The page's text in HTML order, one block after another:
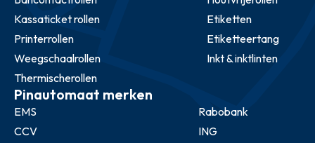
Kassaticket rollen
Printerrollen
Weegschaalrollen
Thermischerollen
Etiketten
Etiketteertang
Inkt & inktlinten
Pinautomaat merken
EMS
CCV
Rabobank
ING